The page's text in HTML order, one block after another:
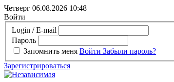
Четверг 06.08.2026 10:48
Войти
Login / E-mail
Пароль
Запомнить меня Войти Забыли пароль?
Зарегистрироваться